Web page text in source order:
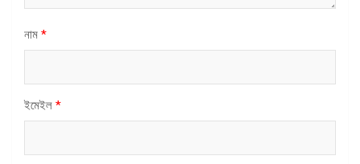
নাম *
ইমেইল *